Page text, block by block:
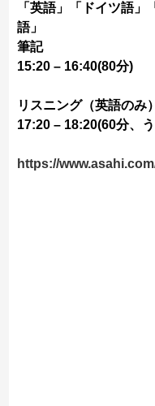
「英語」「ドイツ語
語」
筆記
15:20 – 16:40(80分)
リスニング（英語のみ）
17:20 – 18:20(60分、
https://